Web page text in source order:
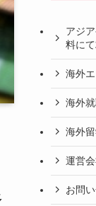
アジ
料に
海外
海外
海外
運営
お問